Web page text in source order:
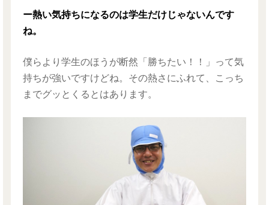
ー熱い気持ちになるのは学生だけじゃないんです
ね。
僕らより学生のほうが断然「勝ちたい！！」って気
持ちが強いですけどね。その熱さにふれて、こっち
までグッとくるとはあります。